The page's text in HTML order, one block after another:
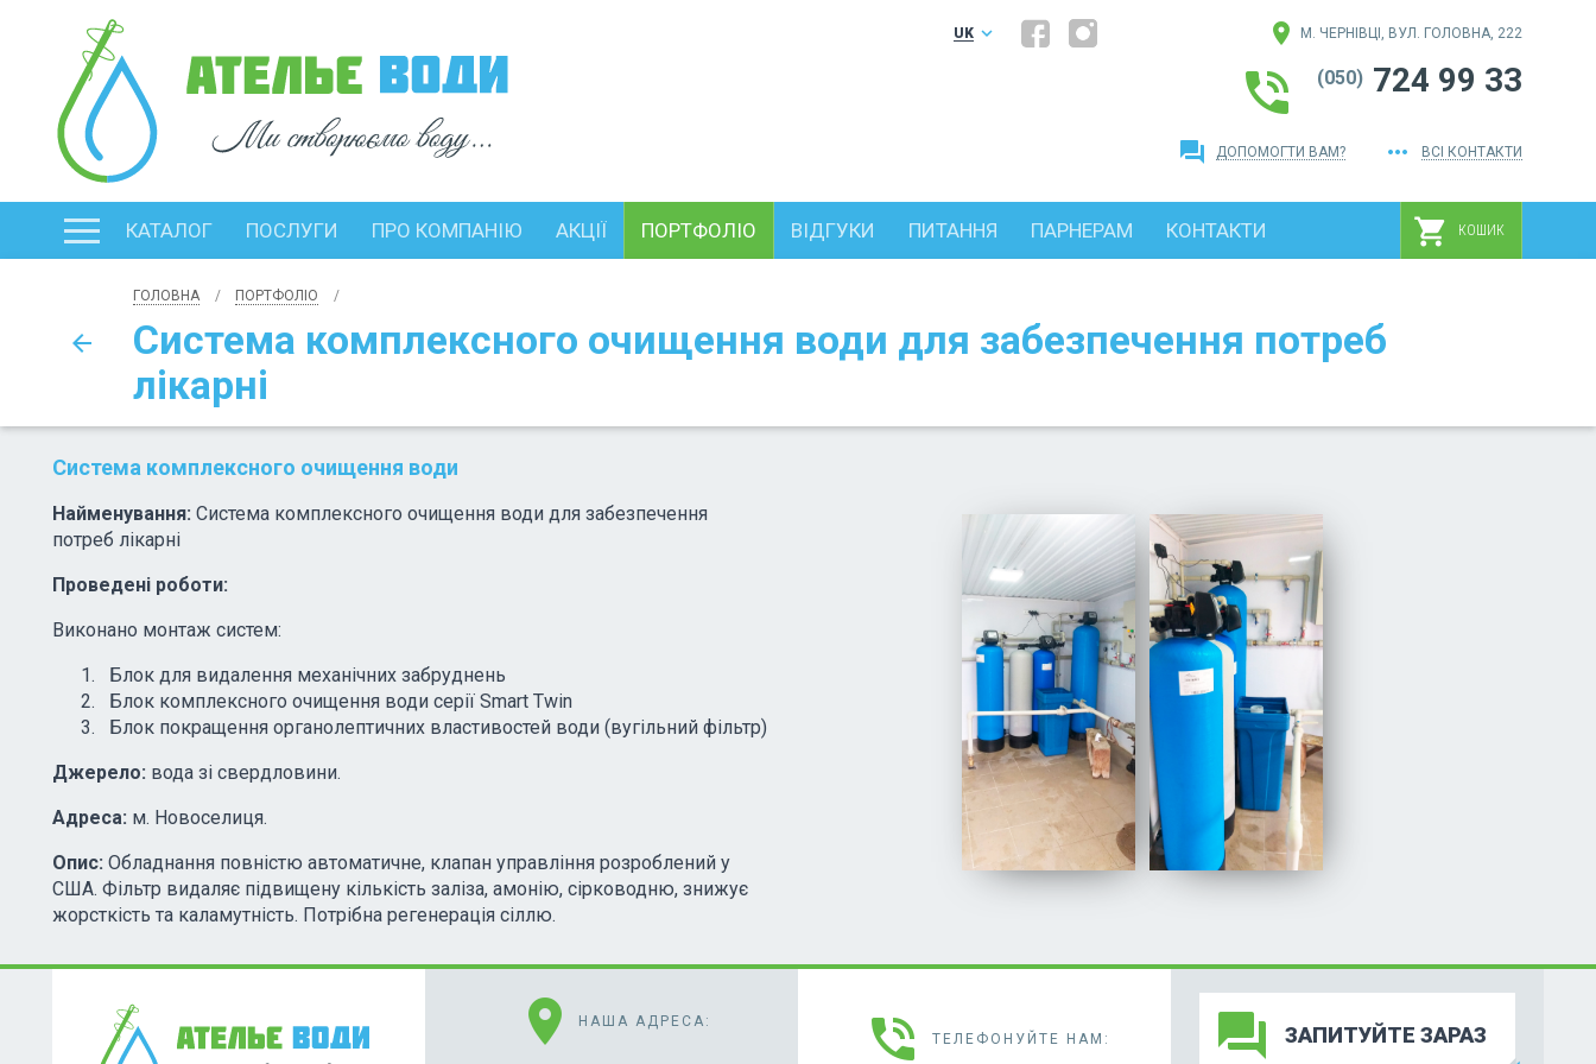
UK keyboard_arrow_down location_on М. ЧЕРНІВЦІ, ВУЛ. ГОЛОВНА, 222
phone_in_talk (050) 724 99 33
question_answer ДОПОМОГТИ ВАМ? more_horiz ВСІ КОНТАКТИ
КАТАЛОГ ПОСЛУГИ ПРО КОМПАНІЮ АКЦІЇ ПОРТФОЛІО ВІДГУКИ ПИТАННЯ ПАРНЕРАМ КОНТАКТИ shopping_cart КОШИК
ГОЛОВНА ПОРТФОЛІО
Система комплексного очищення води для забезпечення потреб
лікарні
arrow_back
Система комплексного очищення води
Найменування: Система комплексного очищення води для забезпечення
потреб лікарні
Проведені роботи:
Виконано монтаж систем:
Блок для видалення механічних забруднень
Блок комплексного очищення води серії Smart Twin
Блок покращення органолептичних властивостей води (вугільний фільтр)
Джерело: вода зі свердловини.
Адреса: м. Новоселиця.
Опис: Обладнання повністю автоматичне, клапан управління розроблений у
США. Фільтр видаляє підвищену кількість заліза, амонію, сірководню, знижує
жорсткість та каламутність. Потрібна регенерація сіллю.
location_on НАША АДРЕСА: phone_in_talk ТЕЛЕФОНУЙТЕ НАМ: forum ЗАПИТУЙТЕ ЗАРАЗ